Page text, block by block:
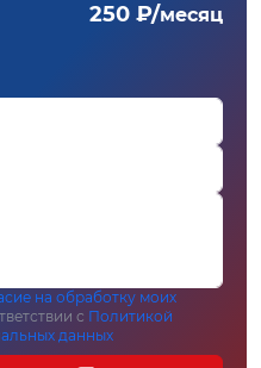
250 ₽/месяц
на обработку моих
с Политикой
данных